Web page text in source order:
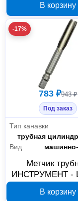
Ручной
Столярно-
Расходные
Для инструмента
Для станков
9.7 мм Р6М5
В корзину
-17%
783 ₽943 ₽
Под заказ
Тип канавки
Тип резьбы
Вид
Метчик
ИНСТРУМЕНТ -
В корзину